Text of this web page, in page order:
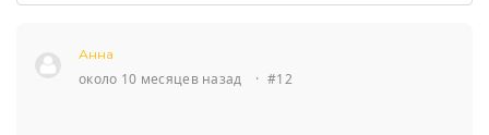
Анна
около 10 месяцев назад · #12